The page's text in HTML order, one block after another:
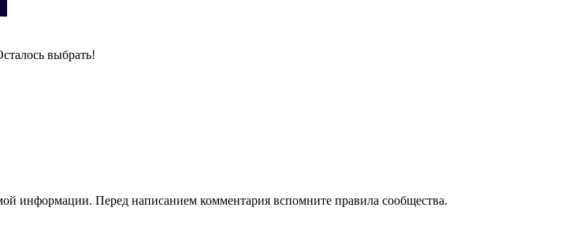
выбрать!
информации. Перед написанием комментария вспомните правила сообщества.